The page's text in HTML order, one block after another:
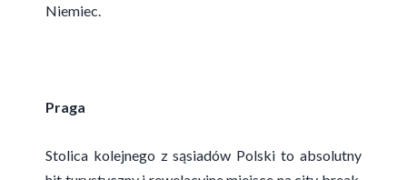
Niemiec.
Praga
Stolica kolejnego z sąsiadów Polski to absolutny